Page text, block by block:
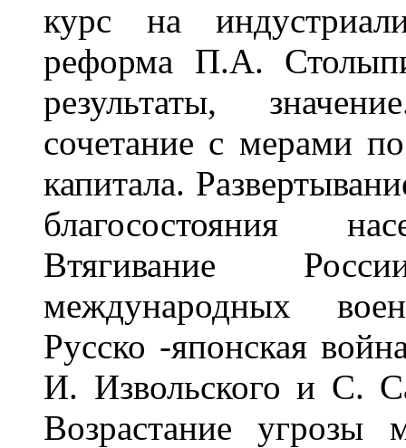
курс на
реформа П.А.
результаты,
сочетание с мерами
капитала.
благосостояния
Втягивание
международных
Русско -японская
И. Извольского и С.
Возрастание угрозы